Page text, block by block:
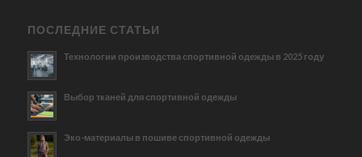
ПОСЛЕДНИЕ СТАТЬИ
Технологии производства спортивной одежды в 2025 году
Выбор тканей для спортивной одежды
Эко-материалы в пошиве спортивной одежды